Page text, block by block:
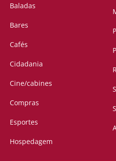
Baladas
Bares
Cafés
Cidadania
Cine/cabines
Compras
Esportes
Hospedagem